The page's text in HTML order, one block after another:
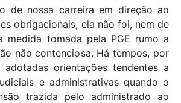
de nossa carreira em direção ao
obrigacionais, ela não foi, nem de
medida tomada pela PGE rumo a
não contenciosa. Há tempos, por
orientações tendentes a
e administrativas quando o
trazida pelo administrado ao